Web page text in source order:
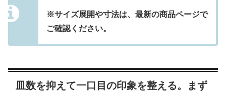
※サイズ展開や寸法は、最新の商品ページで
ご確認ください。
皿数を抑えて一口目の印象を整える。まず